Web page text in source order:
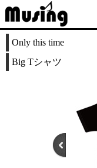
Only this time
Big Tシャツ